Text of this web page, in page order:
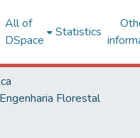
All of
DSpace
Statistics
Engenharia Florestal